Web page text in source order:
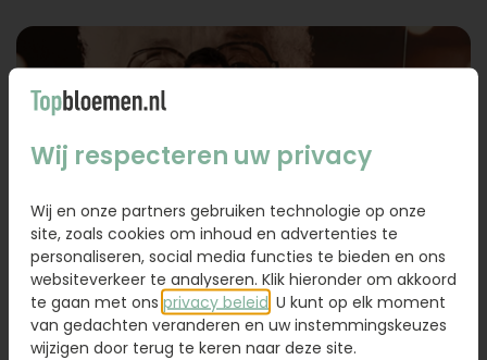
Wij respecteren uw privacy
Wij en onze partners gebruiken technologie op onze
site, zoals cookies om inhoud en advertenties te
personaliseren, social media functies te bieden en ons
websiteverkeer te analyseren. Klik hieronder om akkoord
te gaan met ons privacy beleid . U kunt op elk moment
van gedachten veranderen en uw instemmingskeuzes
wijzigen door terug te keren naar deze site.